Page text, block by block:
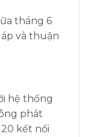
tháng 6
và thuận
hệ thống
phát
kết nối